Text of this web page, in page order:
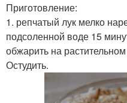
Приготовление:
1. репчатый лук мелко
подсоленной воде 15
обжарить на
Остудить.